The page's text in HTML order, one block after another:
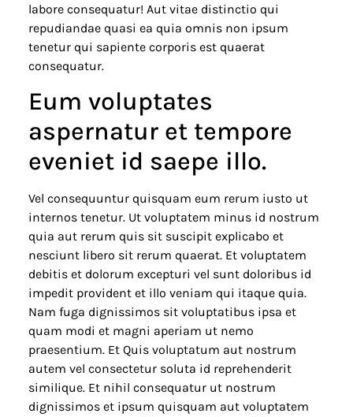
labore consequatur! Aut vitae distinctio qui
repudiandae quasi ea quia omnis non ipsum
tenetur qui sapiente corporis est quaerat
consequatur.
Eum voluptates
aspernatur et tempore
eveniet id saepe illo.
Vel consequuntur quisquam eum rerum iusto ut
internos tenetur. Ut voluptatem minus id nostrum
quia aut rerum quis sit suscipit explicabo et
nesciunt libero sit rerum quaerat. Et voluptatem
debitis et dolorum excepturi vel sunt doloribus id
impedit provident et illo veniam qui itaque quia.
Nam fuga dignissimos sit voluptatibus ipsa et
quam modi et magni aperiam ut nemo
praesentium. Et Quis voluptatum aut nostrum
autem vel consectetur soluta id reprehenderit
similique. Et nihil consequatur ut nostrum
dignissimos et ipsum quisquam aut voluptatem